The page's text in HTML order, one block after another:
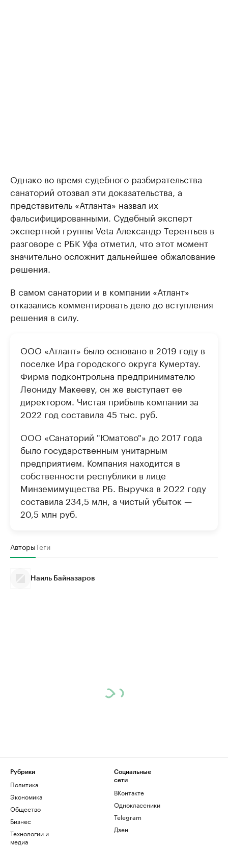
Однако во время судебного разбирательства
санаторий отозвал эти доказательства, а
представитель «Атланта» назвал их
фальсифицированными. Судебный эксперт
экспертной группы Veta Александр Терентьев в
разговоре с РБК Уфа отметил, что этот момент
значительно осложнит дальнейшее обжалование
решения.
В самом санатории и в компании «Атлант»
отказались комментировать дело до вступления
решения в силу.
ООО «Атлант» было основано в 2019 году в
поселке Ира городского округа Кумертау.
Фирма подконтрольна предпринимателю
Леониду Макееву, он же выступает ее
директором. Чистая прибыль компании за
2022 год составила 45 тыс. руб.
ООО «Санаторий "Юматово"» до 2017 года
было государственным унитарным
предприятием. Компания находится в
собственности республики в лице
Минземимущества РБ. Выручка в 2022 году
составила 234,5 млн, а чистый убыток —
20,5 млн руб.
АвторыТеги
Наиль Байназаров
Рубрики
Политика
Экономика
Общество
Бизнес
Технологии и
медиа
Социальные
сети
ВКонтакте
Одноклассники
Telegram
Дзен